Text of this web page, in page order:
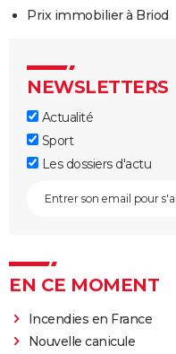
Prix immobilier à Briod
NEWSLETTERS
Actualité
Sport
Les dossiers d'actu
EN CE MOMENT
Incendies en France
Nouvelle canicule